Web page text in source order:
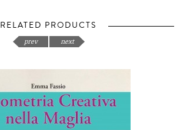
RELATED PRODUCTS
prev next